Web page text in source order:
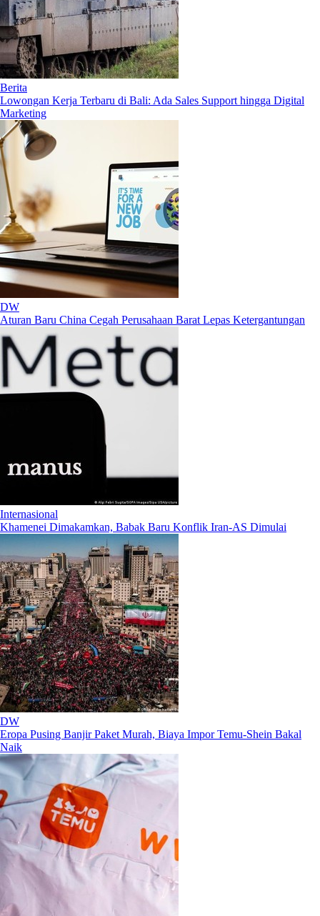
Berita
Lowongan Kerja Terbaru di Bali: Ada Sales Support hingga Digital
Marketing
DW
Aturan Baru China Cegah Perusahaan Barat Lepas Ketergantungan
Internasional
Khamenei Dimakamkan, Babak Baru Konflik Iran-AS Dimulai
DW
Eropa Pusing Banjir Paket Murah, Biaya Impor Temu-Shein Bakal
Naik